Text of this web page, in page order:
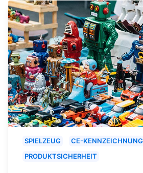
SPIELZEUG
CE-KENNZEICHNUNG
PRODUKTSICHERHEIT